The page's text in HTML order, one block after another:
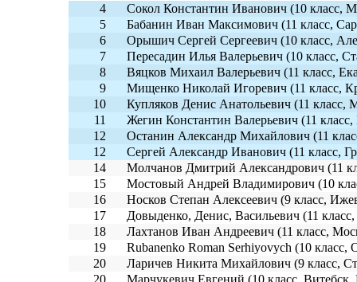
4
Сокол Константин Иванович (10 класс,
5
Бабанин Иван Максимович (11 класс,
6
Орышич Сергей Сергеевич (10 класс,
7
Пересадин Илья Валерьевич (10 класс,
8
Вяцков Михаил Валерьевич (11 класс,
9
Мищенко Николай Игоревич (11 класс,
10
Купляков Денис Анатольевич (11 класс,
11
Жегин Константин Валерьевич (11
12
Останин Александр Михайлович (11
12
Сергей Александр Иванович (11 класс,
14
Молчанов Дмитрий Александрович (11
15
Мостовый Андрей Владимирович (10
16
Носков Степан Алексеевич (9 класс,
17
Довыденко, Денис, Васильевич (11
18
Лахтанов Иван Андреевич (11 класс,
19
Rubanenko Roman Serhiyovych (10 класс,
20
Ларичев Никита Михайлович (9 класс,
20
Марчукевич Евгений (10 класс, Витебск,